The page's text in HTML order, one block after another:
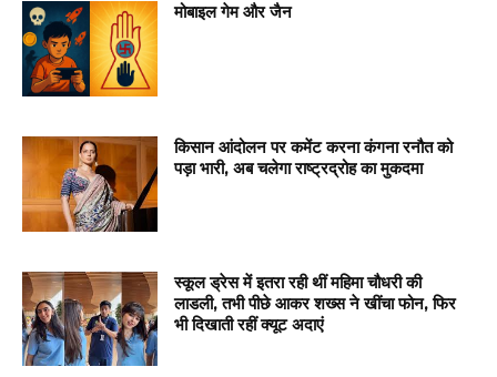
मोबाइल गेम और जैन
किसान आंदोलन पर कमेंट करना कंगना रनौत को
पड़ा भारी, अब चलेगा राष्ट्रद्रोह का मुकदमा
स्कूल ड्रेस में इतरा रही थीं महिमा चौधरी की
लाडली, तभी पीछे आकर शख्स ने खींचा फोन, फिर
भी दिखाती रहीं क्यूट अदाएं